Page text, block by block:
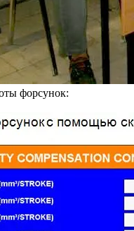
форсунок: